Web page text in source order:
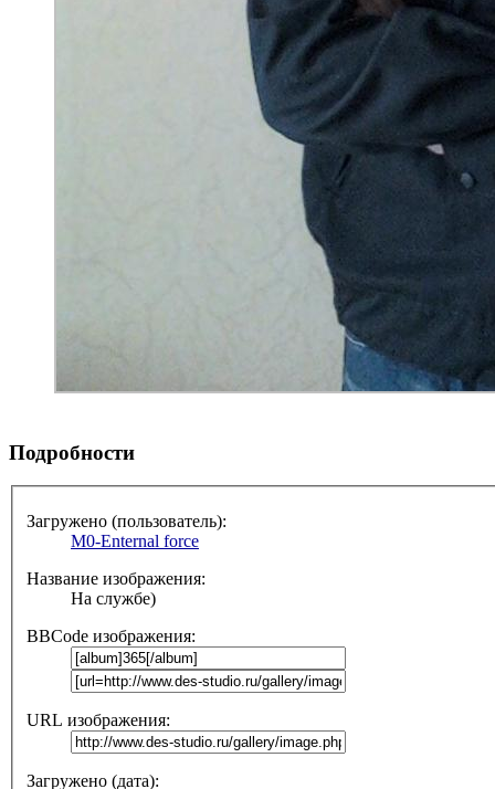
Подробности
Загружено (пользователь):
M0-Enternal force
Название изображения:
На службе)
BBCode изображения:
URL изображения:
Загружено (дата):